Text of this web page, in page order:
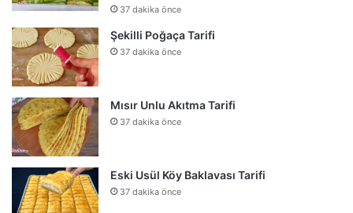
37 dakika önce
Şekilli Poğaça Tarifi
37 dakika önce
Mısır Unlu Akıtma Tarifi
37 dakika önce
Eski Usül Köy Baklavası Tarifi
37 dakika önce